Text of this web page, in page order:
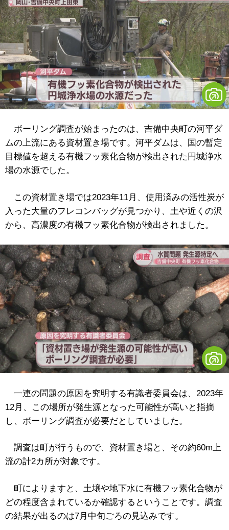
ボーリング調査が始まったのは、吉備中央町の河平ダ
ムの上流にある資材置き場です。河平ダムは、国の暫定
目標値を超える有機フッ素化合物が検出された円城浄水
場の水源でした。
この資材置き場では2023年11月、使用済みの活性炭が
入った大量のフレコンバッグが見つかり、土や近くの沢
から、高濃度の有機フッ素化合物が検出されました。
一連の問題の原因を究明する有識者委員会は、2023年
12月、この場所が発生源となった可能性が高いと指摘
し、ボーリング調査が必要だとしていました。
調査は町が行うもので、資材置き場と、その約60m上
流の計2カ所が対象です。
町によりますと、土壌や地下水に有機フッ素化合物が
どの程度含まれているか確認するということです。調査
の結果が出るのは7月中旬ごろの見込みです。